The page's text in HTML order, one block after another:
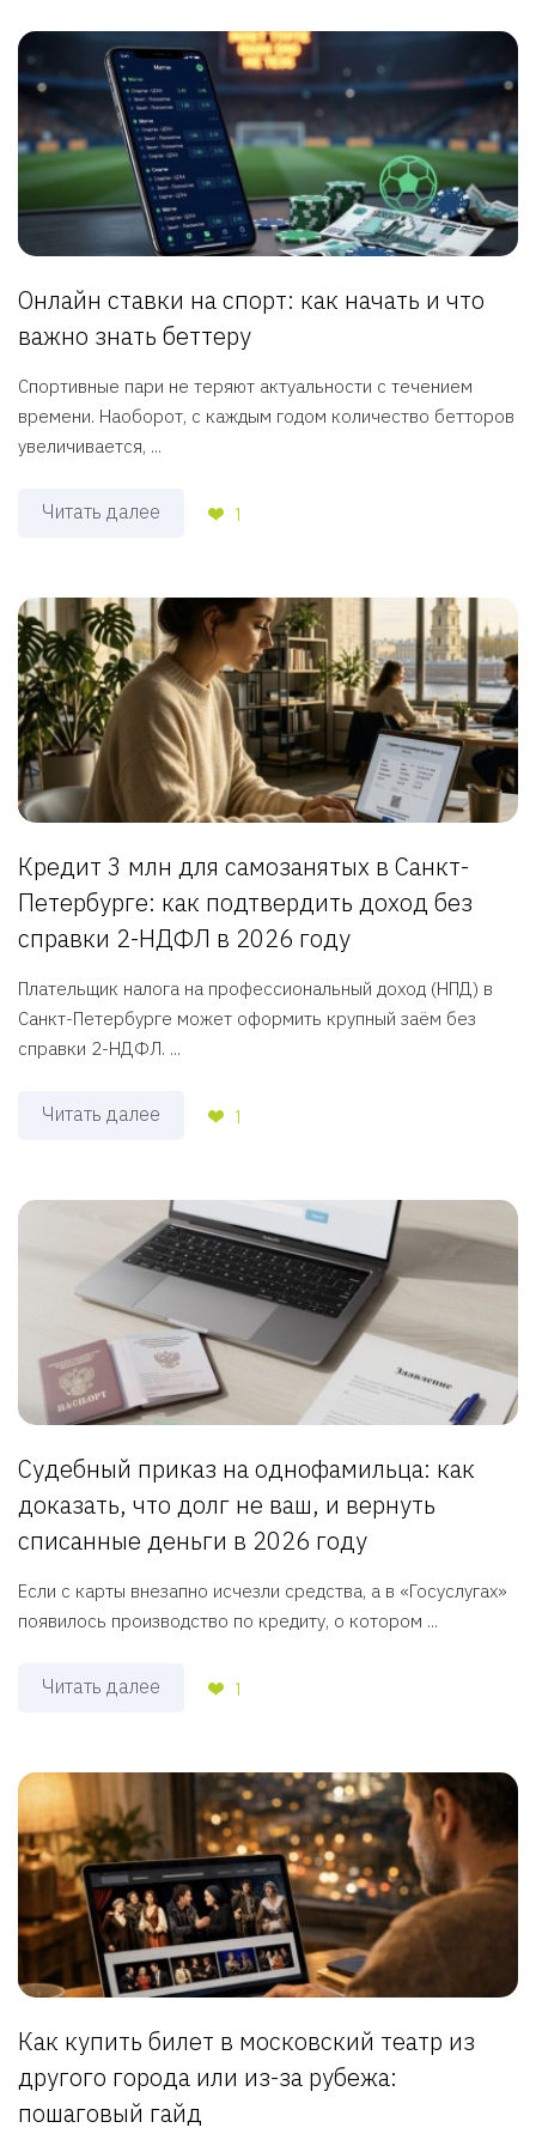
Онлайн ставки на спорт: как начать и что
важно знать беттеру
Спортивные пари не теряют актуальности с течением
времени. Наоборот, с каждым годом количество бетторов
увеличивается, ...
Читать далее 1
Кредит 3 млн для самозанятых в Санкт-
Петербурге: как подтвердить доход без
справки 2-НДФЛ в 2026 году
Плательщик налога на профессиональный доход (НПД) в
Санкт-Петербурге может оформить крупный заём без
справки 2-НДФЛ. ...
Читать далее 1
Судебный приказ на однофамильца: как
доказать, что долг не ваш, и вернуть
списанные деньги в 2026 году
Если с карты внезапно исчезли средства, а в «Госуслугах»
появилось производство по кредиту, о котором ...
Читать далее 1
Как купить билет в московский театр из
другого города или из-за рубежа:
пошаговый гайд